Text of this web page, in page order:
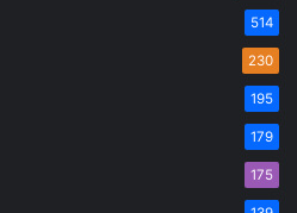
514
230
195
179
175